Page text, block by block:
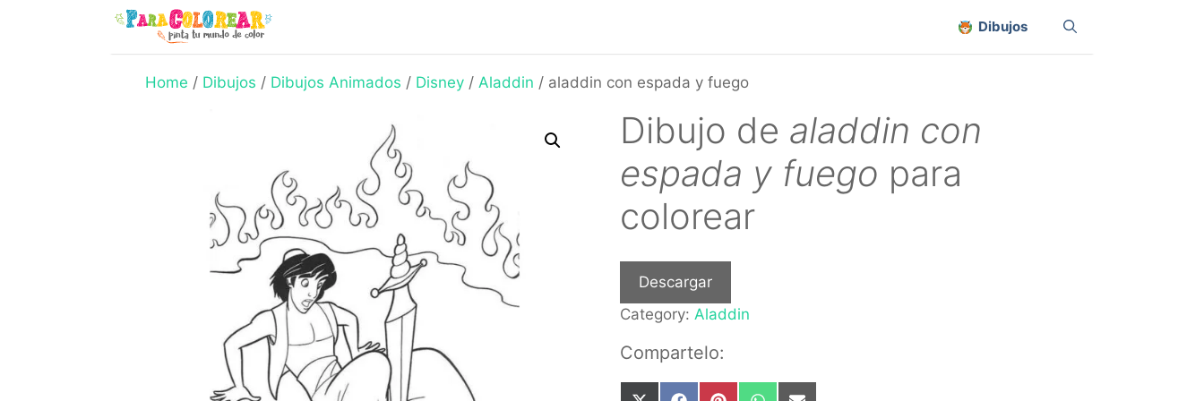
Dibujos
Home / Dibujos / Dibujos Animados / Disney / Aladdin / aladdin con espada y fuego
Dibujo de aladdin con
espada y fuego para
colorear
Descargar
Category: Aladdin
Compartelo: